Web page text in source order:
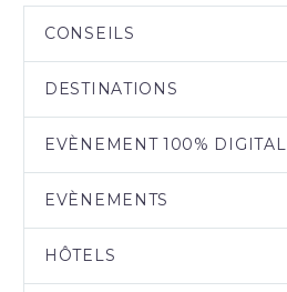
CONSEILS
DESTINATIONS
EVÈNEMENT 100% DIGITAL
EVÈNEMENTS
HÔTELS